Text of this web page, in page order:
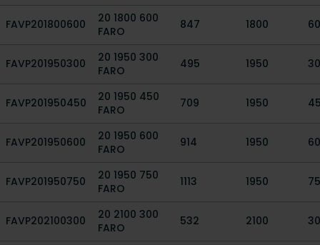
FAVP201800600
20 1800 600
FARO
847 1800
FAVP201950300
20 1950 300
FARO
495 1950
FAVP201950450
20 1950 450
FARO
709 1950
FAVP201950600
20 1950 600
FARO
914 1950
FAVP201950750
20 1950 750
FARO
1113 1950
FAVP202100300
20 2100 300
FARO
532 2100